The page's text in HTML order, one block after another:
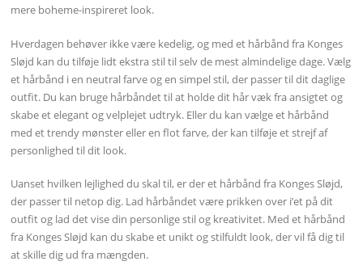
mere boheme-inspireret look.
Hverdagen behøver ikke være kedelig, og med et hårbånd fra Konges
Sløjd kan du tilføje lidt ekstra stil til selv de mest almindelige dage. Vælg
et hårbånd i en neutral farve og en simpel stil, der passer til dit daglige
outfit. Du kan bruge hårbåndet til at holde dit hår væk fra ansigtet og
skabe et elegant og velplejet udtryk. Eller du kan vælge et hårbånd
med et trendy mønster eller en flot farve, der kan tilføje et strejf af
personlighed til dit look.
Uanset hvilken lejlighed du skal til, er der et hårbånd fra Konges Sløjd,
der passer til netop dig. Lad hårbåndet være prikken over i’et på dit
outfit og lad det vise din personlige stil og kreativitet. Med et hårbånd
fra Konges Sløjd kan du skabe et unikt og stilfuldt look, der vil få dig til
at skille dig ud fra mængden.